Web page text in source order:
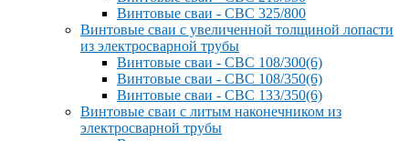
Винтовые сваи - СВС 325/800
Винтовые сваи с увеличенной толщиной лопасти
из электросварной трубы
Винтовые сваи - СВС 108/300(6)
Винтовые сваи - СВС 108/350(6)
Винтовые сваи - СВС 133/350(6)
Винтовые сваи с литым наконечником из
электросварной трубы